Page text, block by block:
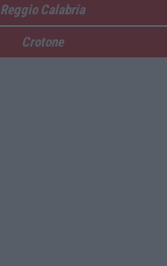
Reggio Calabria
Crotone